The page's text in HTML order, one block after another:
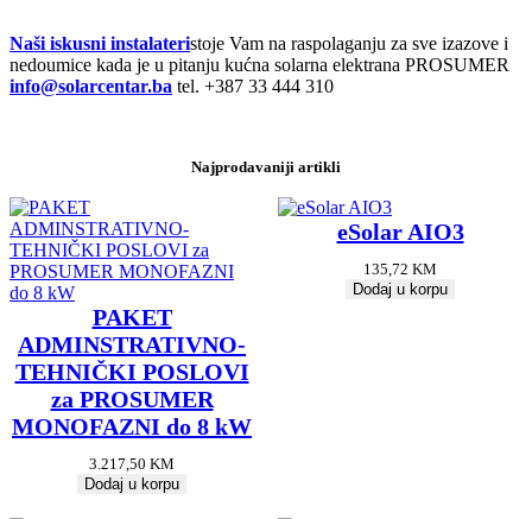
Naši iskusni instalateristoje Vam na raspolaganju za sve izazove i
nedoumice kada je u pitanju kućna solarna elektrana PROSUMER
info@solarcentar.ba tel. +387 33 444 310
Najprodavaniji artikli
PAKET
ADMINSTRATIVNO-
TEHNIČKI POSLOVI
za PROSUMER
MONOFAZNI do 8 kW
3.217,50 KM
Dodaj u korpu
eSolar AIO3
135,72 KM
Dodaj u korpu